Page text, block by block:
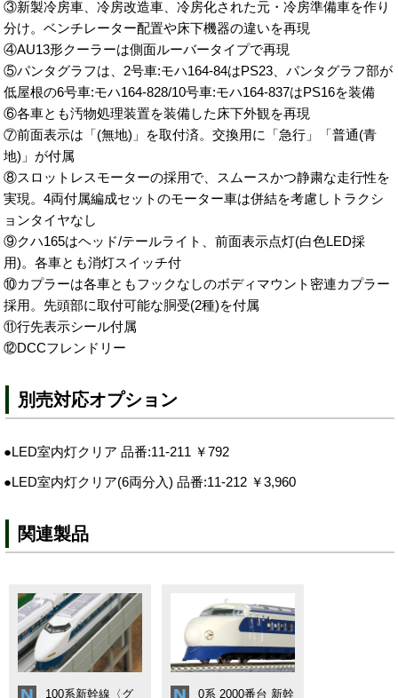
③新製冷房車、冷房改造車、冷房化された元・冷房準備車を作り
分け。ベンチレーター配置や床下機器の違いを再現
④AU13形クーラーは側面ルーバータイプで再現
⑤パンタグラフは、2号車:モハ164-84はPS23、パンタグラフ部が
低屋根の6号車:モハ164-828/10号車:モハ164-837はPS16を装備
⑥各車とも汚物処理装置を装備した床下外観を再現
⑦前面表示は「(無地)」を取付済。交換用に「急行」「普通(青
地)」が付属
⑧スロットレスモーターの採用で、スムースかつ静粛な走行性を
実現。4両付属編成セットのモーター車は併結を考慮しトラクシ
ョンタイヤなし
⑨クハ165はヘッド/テールライト、前面表示点灯(白色LED採
用)。各車とも消灯スイッチ付
⑩カプラーは各車ともフックなしのボディマウント密連カプラー
採用。先頭部に取付可能な胴受(2種)を付属
⑪行先表示シール付属
⑫DCCフレンドリー
別売対応オプション
●LED室内灯クリア 品番:11-211 ￥792
●LED室内灯クリア(6両分入) 品番:11-212 ￥3,960
関連製品
100系新幹線〈グ
0系 2000番台 新幹